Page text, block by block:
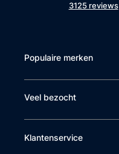
3125 reviews
Populaire merken
Veel bezocht
Klantenservice